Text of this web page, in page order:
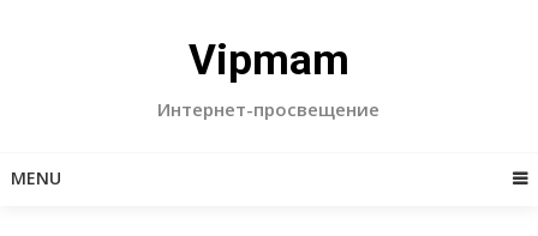
Vipmam
Интернет-просвещение
MENU